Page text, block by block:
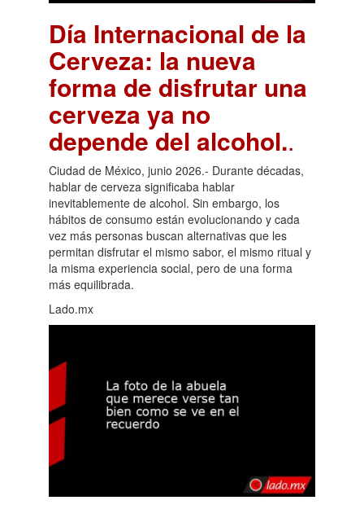
Día Internacional de la
Cerveza: la nueva
forma de disfrutar una
cerveza ya no
depende del alcohol..
Ciudad de México, junio 2026.- Durante décadas,
hablar de cerveza significaba hablar
inevitablemente de alcohol. Sin embargo, los
hábitos de consumo están evolucionando y cada
vez más personas buscan alternativas que les
permitan disfrutar el mismo sabor, el mismo ritual y
la misma experiencia social, pero de una forma
más equilibrada.
Lado.mx